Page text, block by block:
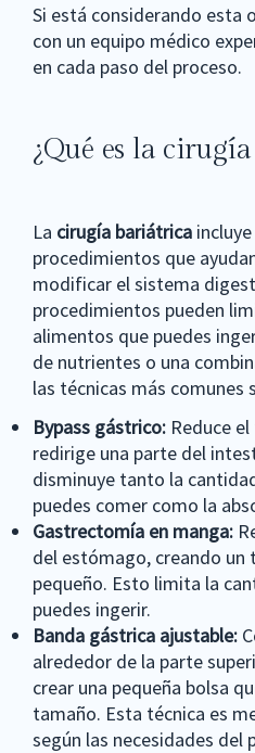
Si está considerando esta
con un equipo médico
en cada paso del proceso.
¿Qué es la
La cirugía bariátrica
procedimientos que
modificar el sistema
procedimientos pueden
alimentos que puedes
de nutrientes o una
las técnicas más comunes
Bypass gástrico: Reduce
redirige una parte del
disminuye tanto la
puedes comer como la
Gastrectomía en manga:
del estómago, creando un
pequeño. Esto limita la
puedes ingerir.
Banda gástrica ajustable:
alrededor de la parte
crear una pequeña bolsa
tamaño. Esta técnica es
según las necesidades del